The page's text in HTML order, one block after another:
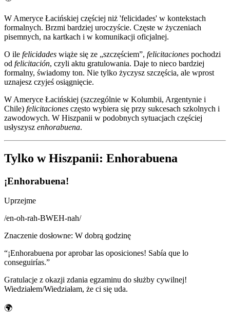
W Ameryce Łacińskiej częściej niż 'felicidades' w kontekstach
formalnych. Brzmi bardziej uroczyście. Częste w życzeniach
pisemnych, na kartkach i w komunikacji oficjalnej.
O ile felicidades wiąże się ze „szczęściem”, felicitaciones pochodzi
od felicitación, czyli aktu gratulowania. Daje to nieco bardziej
formalny, świadomy ton. Nie tylko życzysz szczęścia, ale wprost
uznajesz czyjeś osiągnięcie.
W Ameryce Łacińskiej (szczególnie w Kolumbii, Argentynie i
Chile) felicitaciones często wybiera się przy sukcesach szkolnych i
zawodowych. W Hiszpanii w podobnych sytuacjach częściej
usłyszysz enhorabuena.
Tylko w Hiszpanii: Enhorabuena
¡Enhorabuena!
Uprzejme
/en-oh-rah-BWEH-nah/
Znaczenie dosłowne: W dobrą godzinę
“¡Enhorabuena por aprobar las oposiciones! Sabía que lo
conseguirías.”
Gratulacje z okazji zdania egzaminu do służby cywilnej!
Wiedziałem/Wiedziałam, że ci się uda.
🌍